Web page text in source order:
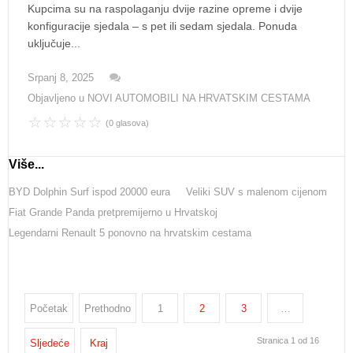
Kupcima su na raspolaganju dvije razine opreme i dvije
konfiguracije sjedala – s pet ili sedam sjedala. Ponuda
uključuje...
Srpanj 8, 2025
Objavljeno u NOVI AUTOMOBILI NA HRVATSKIM CESTAMA
(0 glasova)
Više...
BYD Dolphin Surf ispod 20000 eura
Veliki SUV s malenom cijenom
Fiat Grande Panda pretpremijerno u Hrvatskoj
Legendarni Renault 5 ponovno na hrvatskim cestama
Početak Prethodno 1 2 3 …
Sljedeće Kraj Stranica 1 od 16